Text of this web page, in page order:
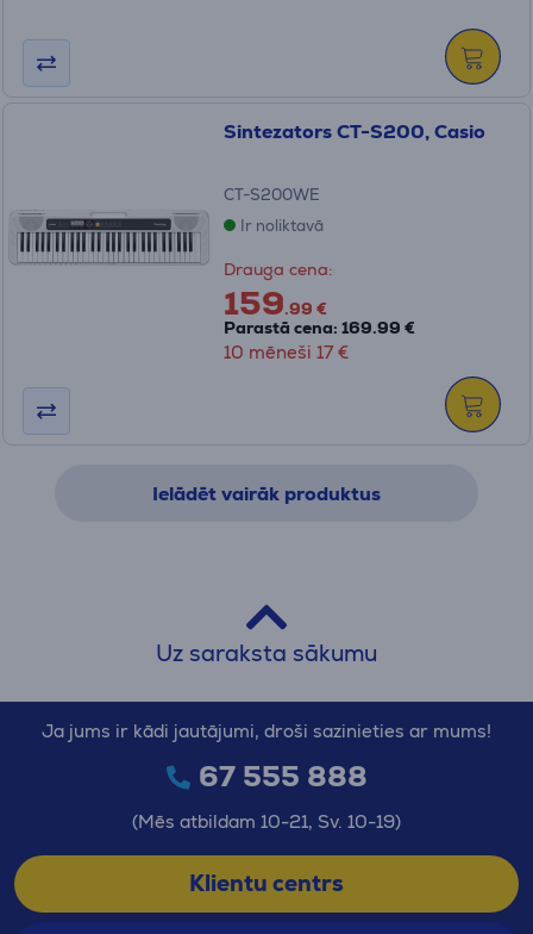
Sintezators CT-S200, Casio
CT-S200WE
Ir noliktavā
Drauga cena:
159.99 €
Parastā cena: 169.99 €
10 mēneši 17 €
Ielādēt vairāk produktus
Uz saraksta sākumu
Ja jums ir kādi jautājumi, droši sazinieties ar mums!
67 555 888
(Mēs atbildam 10-21, Sv. 10-19)
Klientu centrs